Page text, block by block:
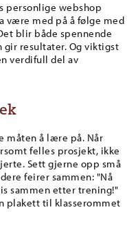
personlige webshop
være med på å følge med
blir både spennende
gir resultater. Og viktigst
verdifull del av
måten å lære på. Når
felles prosjekt, ikke
Sett gjerne opp små
feirer sammen: "Nå
sammen etter trening!"
plakett til klasserommet